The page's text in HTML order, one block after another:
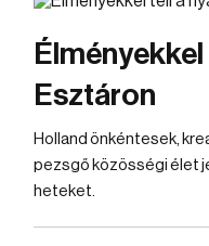
Esztáron
Holland önkéntesek,
pezsgő közösségi élet
heteket.